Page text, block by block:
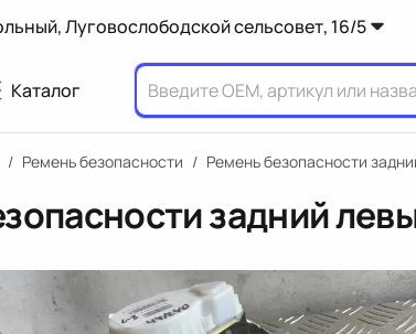
Луговослободской сельсовет, 16/5
Каталог
/ Ремень безопасности / Ремень безопасности
задний